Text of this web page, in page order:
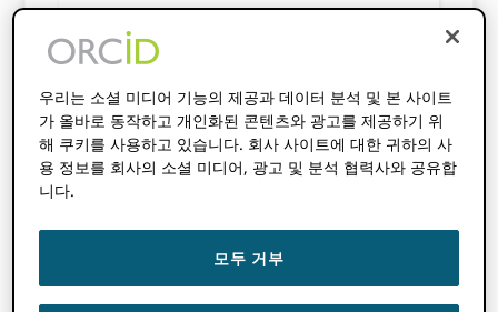
[아바타 사용자 =”Laure Haak”size
=”thumbnail”align =”left”/]
새로운 경제 협력 개발기구 (OECD) 보고서,과학
의 디지털 변환 차트 , 연구 디지털화의 핵심 요소
를 탐구합니다. 조사 결과는 국제 과학 저자 조사
(ISSA)
는 연구 및 협력의 효율성과 관련하여 디지털화
의 잠재력에 대해 낙관적 인 것으로 보입니다.”라
우리는 소셜 미디어 기능의 제공과 데이터 분석 및 본 사이트
가 올바로 동작하고 개인화된 콘텐츠와 광고를 제공하기 위
해 쿠키를 사용하고 있습니다. 회사 사이트에 대한 귀하의 사
용 정보를 회사의 소셜 미디어, 광고 및 분석 협력사와 공유합
니다.
모두 거부